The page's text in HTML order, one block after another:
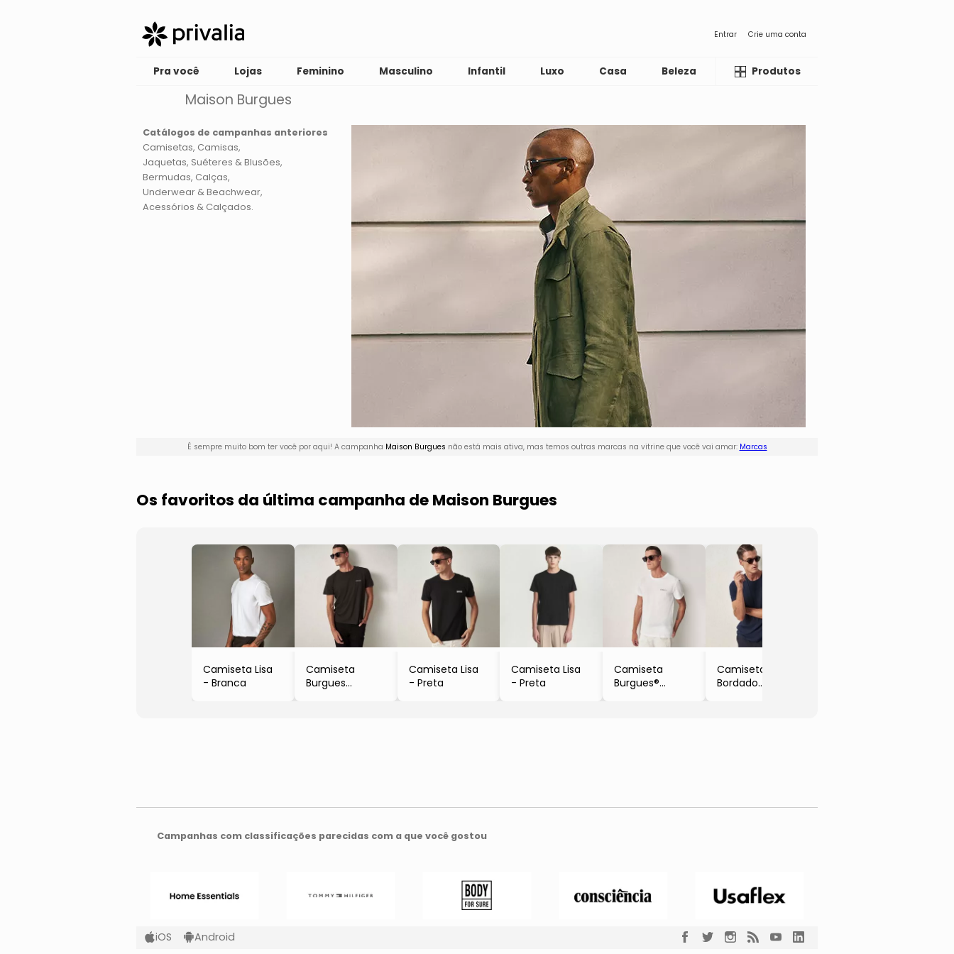
Entrar Crie uma conta
Pra você Lojas Feminino Masculino Infantil Luxo Casa Beleza LiquidaProdutos
Maison Burgues
É sempre muito bom ter você por aqui! A campanha Maison Burgues não está mais ativa, mas temos outras marcas na vitrine que você vai amar: Marcas
Os favoritos da última campanha de Maison Burgues
Camiseta Lisa
- Branca
Camiseta
Burgues
Camiseta Lisa
- Preta
Camiseta Lisa
- Preta
Camiseta
Burgues®
Camiseta Com
Bordado
Catálogos de campanhas anteriores
Camisetas Camisas
Jaquetas, Suéteres & Blusões
Bermudas Calças
Underwear & Beachwear
Acessórios & Calçados
Campanhas com classificações parecidas com a que você gostou
iOS Android